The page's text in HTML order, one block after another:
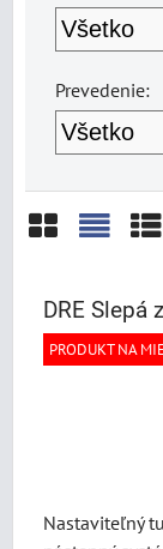
Prevedenie:
DRE Slepá
PRODUKT NA
Nastaviteľný